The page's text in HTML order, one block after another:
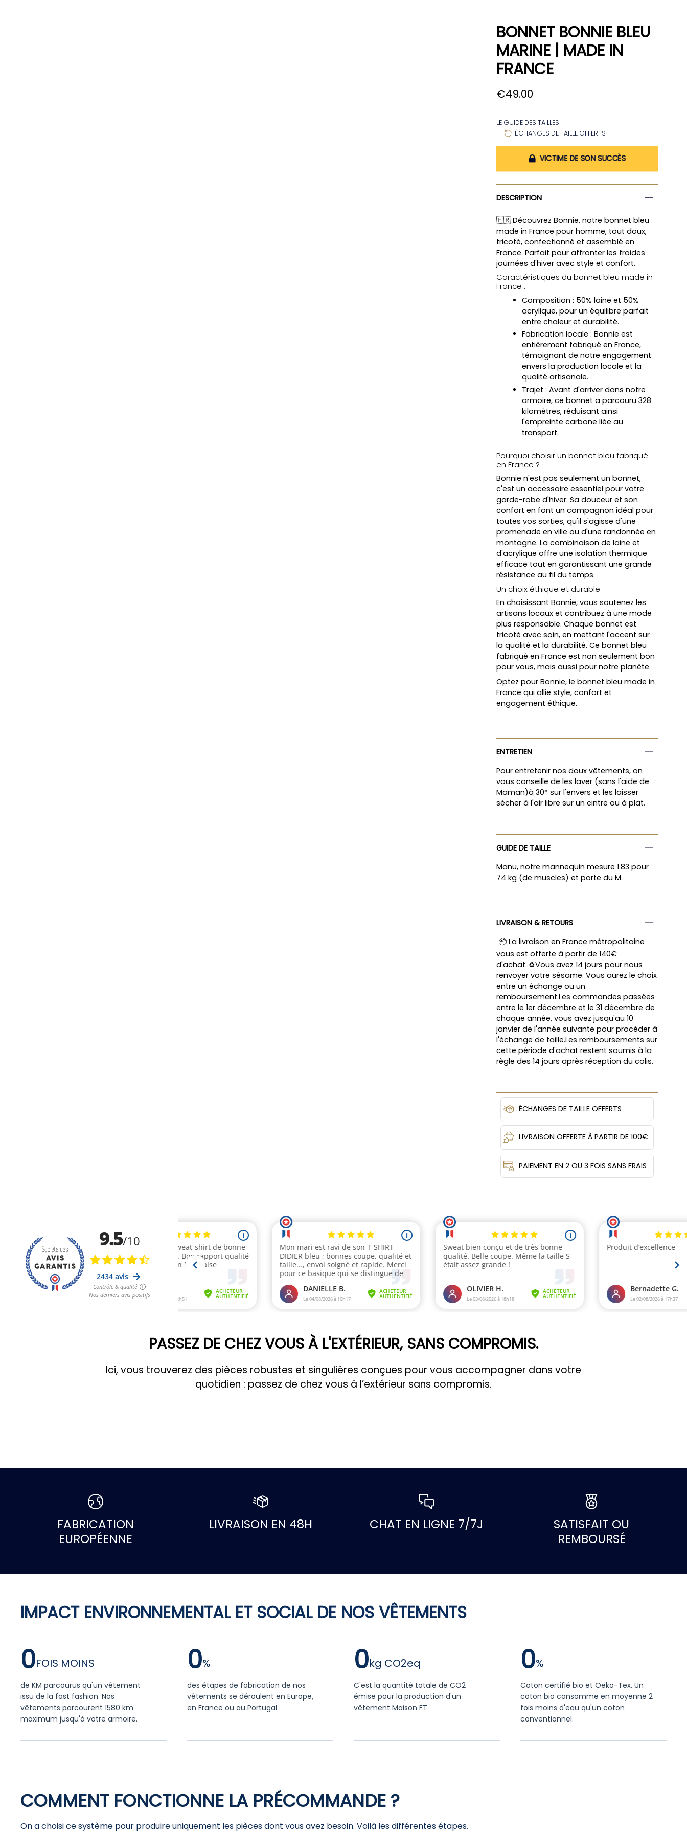
BONNET BONNIE BLEU
MARINE | MADE IN
FRANCE
€49.00
LE GUIDE DES TAILLES
ÉCHANGES DE TAILLE OFFERTS
VICTIME DE SON SUCCÈS
DESCRIPTION
🇫🇷 Découvrez Bonnie, notre bonnet bleu
made in France pour homme, tout doux,
tricoté, confectionné et assemblé en
France. Parfait pour affronter les froides
journées d'hiver avec style et confort.
Caractéristiques du bonnet bleu made in
France :
Composition : 50% laine et 50%
acrylique, pour un équilibre parfait
entre chaleur et durabilité.
Fabrication locale : Bonnie est
entièrement fabriqué en France,
témoignant de notre engagement
envers la production locale et la
qualité artisanale.
Trajet : Avant d'arriver dans notre
armoire, ce bonnet a parcouru 328
kilomètres, réduisant ainsi
l'empreinte carbone liée au
transport.
Pourquoi choisir un bonnet bleu fabriqué
en France ?
Bonnie n'est pas seulement un bonnet,
c'est un accessoire essentiel pour votre
garde-robe d'hiver. Sa douceur et son
confort en font un compagnon idéal pour
toutes vos sorties, qu'il s'agisse d'une
promenade en ville ou d'une randonnée en
montagne. La combinaison de laine et
d'acrylique offre une isolation thermique
efficace tout en garantissant une grande
résistance au fil du temps.
Un choix éthique et durable
En choisissant Bonnie, vous soutenez les
artisans locaux et contribuez à une mode
plus responsable. Chaque bonnet est
tricoté avec soin, en mettant l'accent sur
la qualité et la durabilité. Ce bonnet bleu
fabriqué en France est non seulement bon
pour vous, mais aussi pour notre planète.
Optez pour Bonnie, le bonnet bleu made in
France qui allie style, confort et
engagement éthique.
ENTRETIEN
Pour entretenir nos doux vêtements, on
vous conseille de les laver (sans l'aide de
Maman)à 30° sur l'envers et les laisser
sécher à l'air libre sur un cintre ou à plat.
GUIDE DE TAILLE
Manu, notre mannequin mesure 1.83 pour
74 kg (de muscles) et porte du M.
LIVRAISON & RETOURS
📦 La livraison en France métropolitaine
vous est offerte à partir de 140€
d'achat..♻️Vous avez 14 jours pour nous
renvoyer votre sésame. Vous aurez le choix
entre un échange ou un
remboursement.Les commandes passées
entre le 1er décembre et le 31 décembre de
chaque année, vous avez jusqu'au 10
janvier de l'année suivante pour procéder à
l'échange de taille.Les remboursements sur
cette période d'achat restent soumis à la
règle des 14 jours après réception du colis.
ÉCHANGES DE TAILLE OFFERTS
LIVRAISON OFFERTE À PARTIR DE 100€
PAIEMENT EN 2 OU 3 FOIS SANS FRAIS
PASSEZ DE CHEZ VOUS À L'EXTÉRIEUR, SANS COMPROMIS.
Ici, vous trouverez des pièces robustes et singulières conçues pour vous accompagner dans votre
quotidien : passez de chez vous à l’extérieur sans compromis.
FABRICATION
EUROPÉENNE
LIVRAISON EN 48H CHAT EN LIGNE 7/7J
SATISFAIT OU
REMBOURSÉ
IMPACT ENVIRONNEMENTAL ET SOCIAL DE NOS VÊTEMENTS
0
de KM parcourus qu'un vêtement
issu de la fast fashion. Nos
vêtements parcourent 1580 km
maximum jusqu'à votre armoire.
0
des étapes de fabrication de nos
vêtements se déroulent en Europe,
en France ou au Portugal.
0
C'est la quantité totale de CO2
émise pour la production d'un
vêtement Maison FT.
0
Coton certifié bio et Oeko-Tex. Un
coton bio consomme en moyenne 2
fois moins d'eau qu'un coton
conventionnel.
COMMENT FONCTIONNE LA PRÉCOMMANDE ?
On a choisi ce système pour produire uniquement les pièces dont vous avez besoin. Voilà les différentes étapes.